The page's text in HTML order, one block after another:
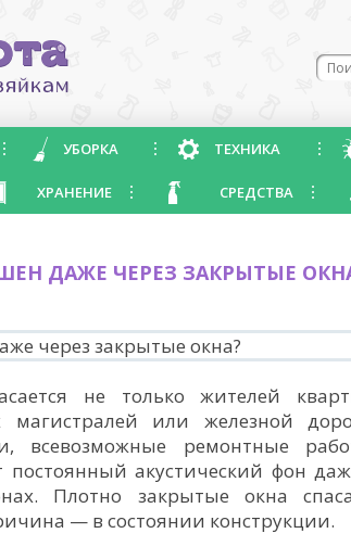
УБОРКА ТЕХНИКА
ХРАНЕНИЕ СРЕДСТВА
ДАЖЕ ЧЕРЕЗ ЗАКРЫТЫЕ
не только жителей
магистралей или железной
всевозможные ремонтные
постоянный акустический фон
Плотно закрытые окна
— в состоянии конструкции.